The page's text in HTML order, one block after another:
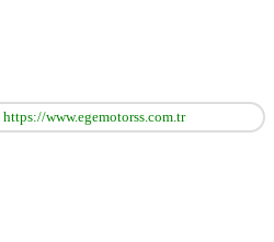
https://www.egemotorss.com.tr